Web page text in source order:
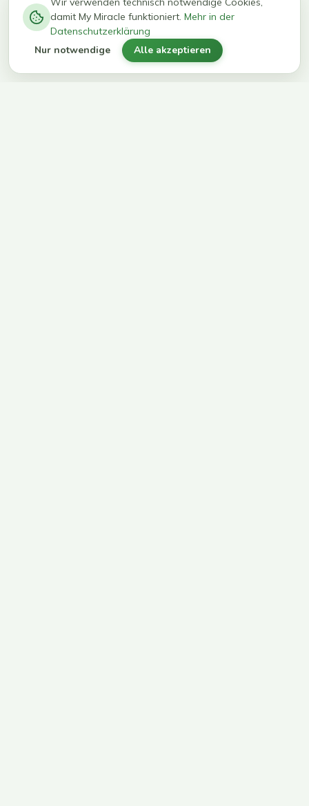
kg in 12
Wochen
erreichen
ihr Ziel
damit My Miracle funktioniert. Mehr in der
Datenschutzerklärung
Nur notwendige Alle akzeptieren